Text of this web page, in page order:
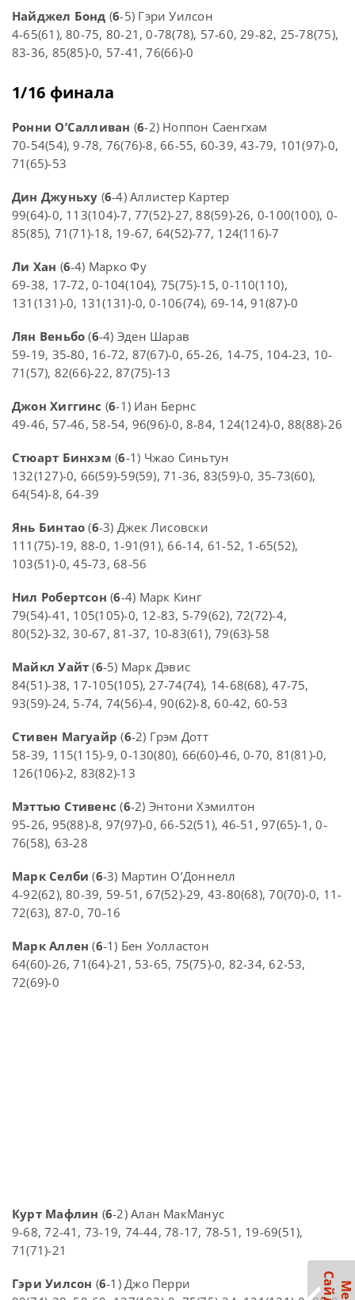
Найджел Бонд (6-5) Гэри Уилсон
4-65(61), 80-75, 80-21, 0-78(78), 57-60, 29-82, 25-78(75),
83-36, 85(85)-0, 57-41, 76(66)-0
1/16 финала
Ронни О’Салливан (6-2) Ноппон Саенгхам
70-54(54), 9-78, 76(76)-8, 66-55, 60-39, 43-79, 101(97)-0,
71(65)-53
Дин Джуньху (6-4) Аллистер Картер
99(64)-0, 113(104)-7, 77(52)-27, 88(59)-26, 0-100(100), 0-
85(85), 71(71)-18, 19-67, 64(52)-77, 124(116)-7
Ли Хан (6-4) Марко Фу
69-38, 17-72, 0-104(104), 75(75)-15, 0-110(110),
131(131)-0, 131(131)-0, 0-106(74), 69-14, 91(87)-0
Лян Веньбо (6-4) Эден Шарав
59-19, 35-80, 16-72, 87(67)-0, 65-26, 14-75, 104-23, 10-
71(57), 82(66)-22, 87(75)-13
Джон Хиггинс (6-1) Иан Бернс
49-46, 57-46, 58-54, 96(96)-0, 8-84, 124(124)-0, 88(88)-26
Стюарт Бинхэм (6-1) Чжао Синьтун
132(127)-0, 66(59)-59(59), 71-36, 83(59)-0, 35-73(60),
64(54)-8, 64-39
Янь Бинтао (6-3) Джек Лисовски
111(75)-19, 88-0, 1-91(91), 66-14, 61-52, 1-65(52),
103(51)-0, 45-73, 68-56
Нил Робертсон (6-4) Марк Кинг
79(54)-41, 105(105)-0, 12-83, 5-79(62), 72(72)-4,
80(52)-32, 30-67, 81-37, 10-83(61), 79(63)-58
Майкл Уайт (6-5) Марк Дэвис
84(51)-38, 17-105(105), 27-74(74), 14-68(68), 47-75,
93(59)-24, 5-74, 74(56)-4, 90(62)-8, 60-42, 60-53
Стивен Магуайр (6-2) Грэм Дотт
58-39, 115(115)-9, 0-130(80), 66(60)-46, 0-70, 81(81)-0,
126(106)-2, 83(82)-13
Мэттью Стивенс (6-2) Энтони Хэмилтон
95-26, 95(88)-8, 97(97)-0, 66-52(51), 46-51, 97(65)-1, 0-
76(58), 63-28
Марк Селби (6-3) Мартин О’Доннелл
4-92(62), 80-39, 59-51, 67(52)-29, 43-80(68), 70(70)-0, 11-
72(63), 87-0, 70-16
Марк Аллен (6-1) Бен Уолластон
64(60)-26, 71(64)-21, 53-65, 75(75)-0, 82-34, 62-53,
72(69)-0
Курт Мафлин (6-2) Алан МакМанус
9-68, 72-41, 73-19, 74-44, 78-17, 78-51, 19-69(51),
71(71)-21
Гэри Уилсон (6-1) Джо Перри